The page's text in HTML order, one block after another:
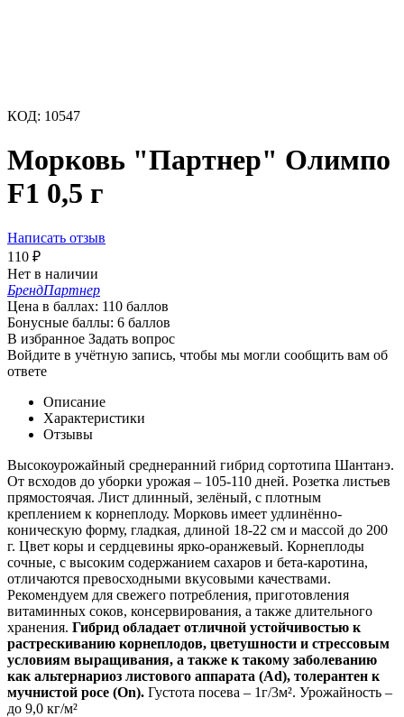
КОД: 10547
Морковь "Партнер" Олимпо
F1 0,5 г
Написать отзыв
110 ₽
Нет в наличии
БрендПартнер
Цена в баллах: 110 баллов
Бонусные баллы: 6 баллов
В избранное Задать вопрос
Войдите в учётную запись, чтобы мы могли сообщить вам об
ответе
Описание
Характеристики
Отзывы
Высокоурожайный среднеранний гибрид сортотипа Шантанэ.
От всходов до уборки урожая – 105-110 дней. Розетка листьев
прямостоячая. Лист длинный, зелёный, с плотным
креплением к корнеплоду. Морковь имеет удлинённо-
коническую форму, гладкая, длиной 18-22 см и массой до 200
г. Цвет коры и сердцевины ярко-оранжевый. Корнеплоды
сочные, с высоким содержанием сахаров и бета-каротина,
отличаются превосходными вкусовыми качествами.
Рекомендуем для свежего потребления, приготовления
витаминных соков, консервирования, а также длительного
хранения. Гибрид обладает отличной устойчивостью к
растрескиванию корнеплодов, цветушности и стрессовым
условиям выращивания, а также к такому заболеванию
как альтернариоз листового аппарата (Ad), толерантен к
мучнистой росе (On). Густота посева – 1г/3м². Урожайность –
до 9,0 кг/м²